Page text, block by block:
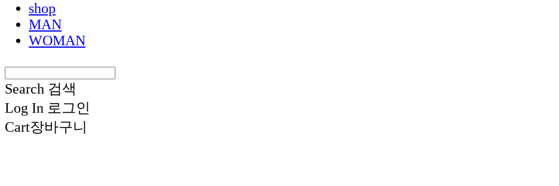
shop
MAN
WOMAN
Search 검색
Log In 로그인
Cart장바구니